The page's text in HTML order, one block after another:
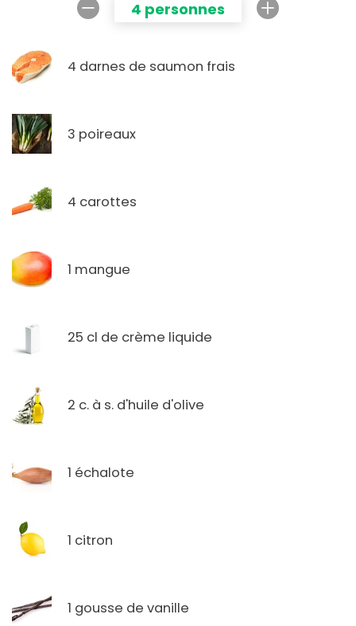
4 personnes
4 darnes de saumon frais
3 poireaux
4 carottes
1 mangue
25 cl de crème liquide
2 c. à s. d'huile d'olive
1 échalote
1 citron
1 gousse de vanille